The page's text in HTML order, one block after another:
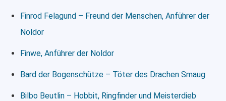
Finrod Felagund – Freund der Menschen, Anführer der
Noldor
Finwe, Anführer der Noldor
Bard der Bogenschütze – Töter des Drachen Smaug
Bilbo Beutlin – Hobbit, Ringfinder und Meisterdieb